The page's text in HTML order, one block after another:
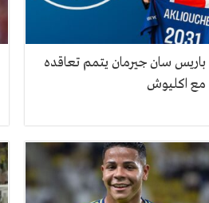
باريس سان جيرمان يتمم تعاقده
مع اكليوش